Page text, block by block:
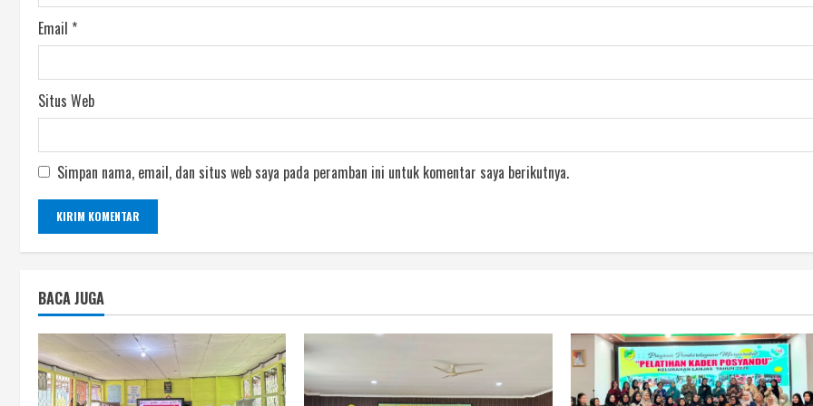
Email *
Situs Web
Simpan nama, email, dan situs web saya pada peramban ini untuk komentar saya berikutnya.
BACA JUGA